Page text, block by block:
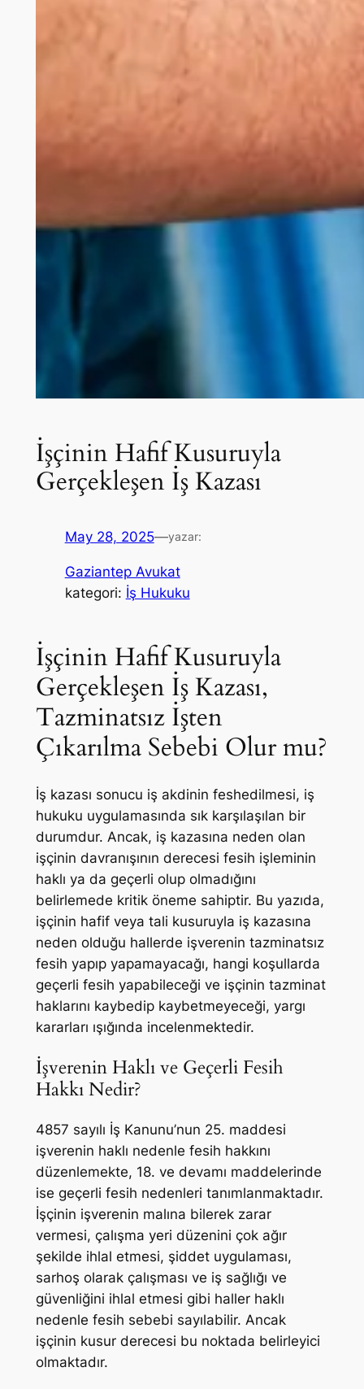
İşçinin Hafif Kusuruyla
Gerçekleşen İş Kazası
May 28, 2025—yazar:
Gaziantep Avukat
kategori: İş Hukuku
İşçinin Hafif Kusuruyla
Gerçekleşen İş Kazası,
Tazminatsız İşten
Çıkarılma Sebebi Olur mu?
İş kazası sonucu iş akdinin feshedilmesi, iş
hukuku uygulamasında sık karşılaşılan bir
durumdur. Ancak, iş kazasına neden olan
işçinin davranışının derecesi fesih işleminin
haklı ya da geçerli olup olmadığını
belirlemede kritik öneme sahiptir. Bu yazıda,
işçinin hafif veya tali kusuruyla iş kazasına
neden olduğu hallerde işverenin tazminatsız
fesih yapıp yapamayacağı, hangi koşullarda
geçerli fesih yapabileceği ve işçinin tazminat
haklarını kaybedip kaybetmeyeceği, yargı
kararları ışığında incelenmektedir.
İşverenin Haklı ve Geçerli Fesih
Hakkı Nedir?
4857 sayılı İş Kanunu’nun 25. maddesi
işverenin haklı nedenle fesih hakkını
düzenlemekte, 18. ve devamı maddelerinde
ise geçerli fesih nedenleri tanımlanmaktadır.
İşçinin işverenin malına bilerek zarar
vermesi, çalışma yeri düzenini çok ağır
şekilde ihlal etmesi, şiddet uygulaması,
sarhoş olarak çalışması ve iş sağlığı ve
güvenliğini ihlal etmesi gibi haller haklı
nedenle fesih sebebi sayılabilir. Ancak
işçinin kusur derecesi bu noktada belirleyici
olmaktadır.